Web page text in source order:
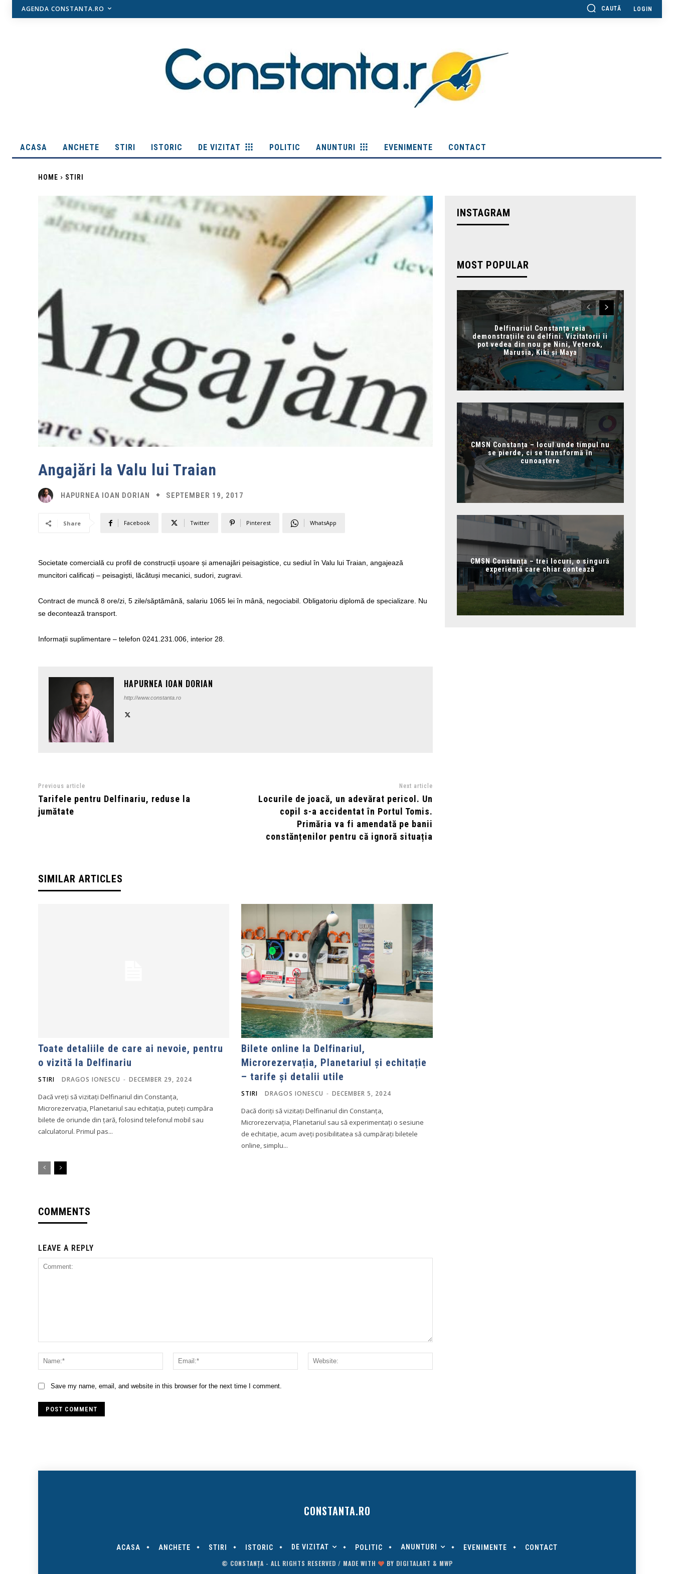
AGENDA CONSTANTA.RO CAUTĂ LOGIN
ACASA ANCHETE STIRI ISTORIC DE VIZITAT POLITIC ANUNTURI EVENIMENTE CONTACT
HOME STIRI
Angajări la Valu lui Traian
HAPURNEA IOAN DORIAN SEPTEMBER 19, 2017
Share Facebook Twitter Pinterest WhatsApp
Societate comercială cu profil de construcții ușoare și amenajări peisagistice, cu sediul în Valu lui Traian, angajează
muncitori calificați – peisagiști, lăcătuși mecanici, sudori, zugravi.
Contract de muncă 8 ore/zi, 5 zile/săptămână, salariu 1065 lei în mână, negociabil. Obligatoriu diplomă de specializare. Nu
se decontează transport.
Informații suplimentare – telefon 0241.231.006, interior 28.
HAPURNEA IOAN DORIAN
http://www.constanta.ro
Previous article
Tarifele pentru Delfinariu, reduse la
jumătate
Next article
Locurile de joacă, un adevărat pericol. Un
copil s-a accidentat în Portul Tomis.
Primăria va fi amendată pe banii
constănțenilor pentru că ignoră situația
SIMILAR ARTICLES
Toate detaliile de care ai nevoie, pentru
o vizită la Delfinariu
STIRI DRAGOS IONESCU - DECEMBER 29, 2024
Dacă vreți să vizitați Delfinariul din Constanța,
Microrezervația, Planetariul sau echitația, puteți cumpăra
bilete de oriunde din țară, folosind telefonul mobil sau
calculatorul. Primul pas...
Bilete online la Delfinariul,
Microrezervația, Planetariul și echitație
– tarife și detalii utile
STIRI DRAGOS IONESCU - DECEMBER 5, 2024
Dacă doriți să vizitați Delfinariul din Constanța,
Microrezervația, Planetariul sau să experimentați o sesiune
de echitație, acum aveți posibilitatea să cumpărați biletele
online, simplu...
COMMENTS
LEAVE A REPLY
Name:*
Email:*
Save my name, email, and website in this browser for the next time I comment.
INSTAGRAM
MOST POPULAR
Delfinariul Constanța reia
demonstrațiile cu delfini. Vizitatorii îi
pot vedea din nou pe Nini, Veterok,
Marusia, Kiki și Maya
CMSN Constanța – locul unde timpul nu
se pierde, ci se transformă în
cunoaștere
CMSN Constanța – trei locuri, o singură
experiență care chiar contează
CONSTANTA.RO
ACASA ANCHETE STIRI ISTORIC DE VIZITAT POLITIC ANUNTURI EVENIMENTE CONTACT
© CONSTANȚA - ALL RIGHTS RESERVED / MADE WITH BY DIGITALART & MWP